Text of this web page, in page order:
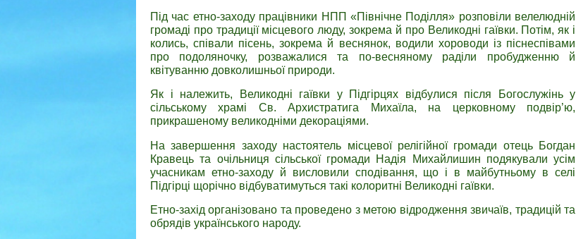
Під час етно-заходу працівники НПП «Північне Поділля» розповіли велелюдній
громаді про традиції місцевого люду, зокрема й про Великодні гаївки. Потім, як і
колись, співали пісень, зокрема й веснянок, водили хороводи із піснеспівами
про подоляночку, розважалися та по-весняному раділи пробудженню й
квітуванню довколишньої природи.
Як і належить, Великодні гаївки у Підгірцях відбулися після Богослужінь у
сільському храмі Св. Архистратига Михаїла, на церковному подвір’ю,
прикрашеному великодніми декораціями.
На завершення заходу настоятель місцевої релігійної громади отець Богдан
Кравець та очільниця сільської громади Надія Михайлишин подякували усім
учасникам етно-заходу й висловили сподівання, що і в майбутньому в селі
Підгірці щорічно відбуватимуться такі колоритні Великодні гаївки.
Етно-захід організовано та проведено з метою відродження звичаїв, традицій та
обрядів українського народу.